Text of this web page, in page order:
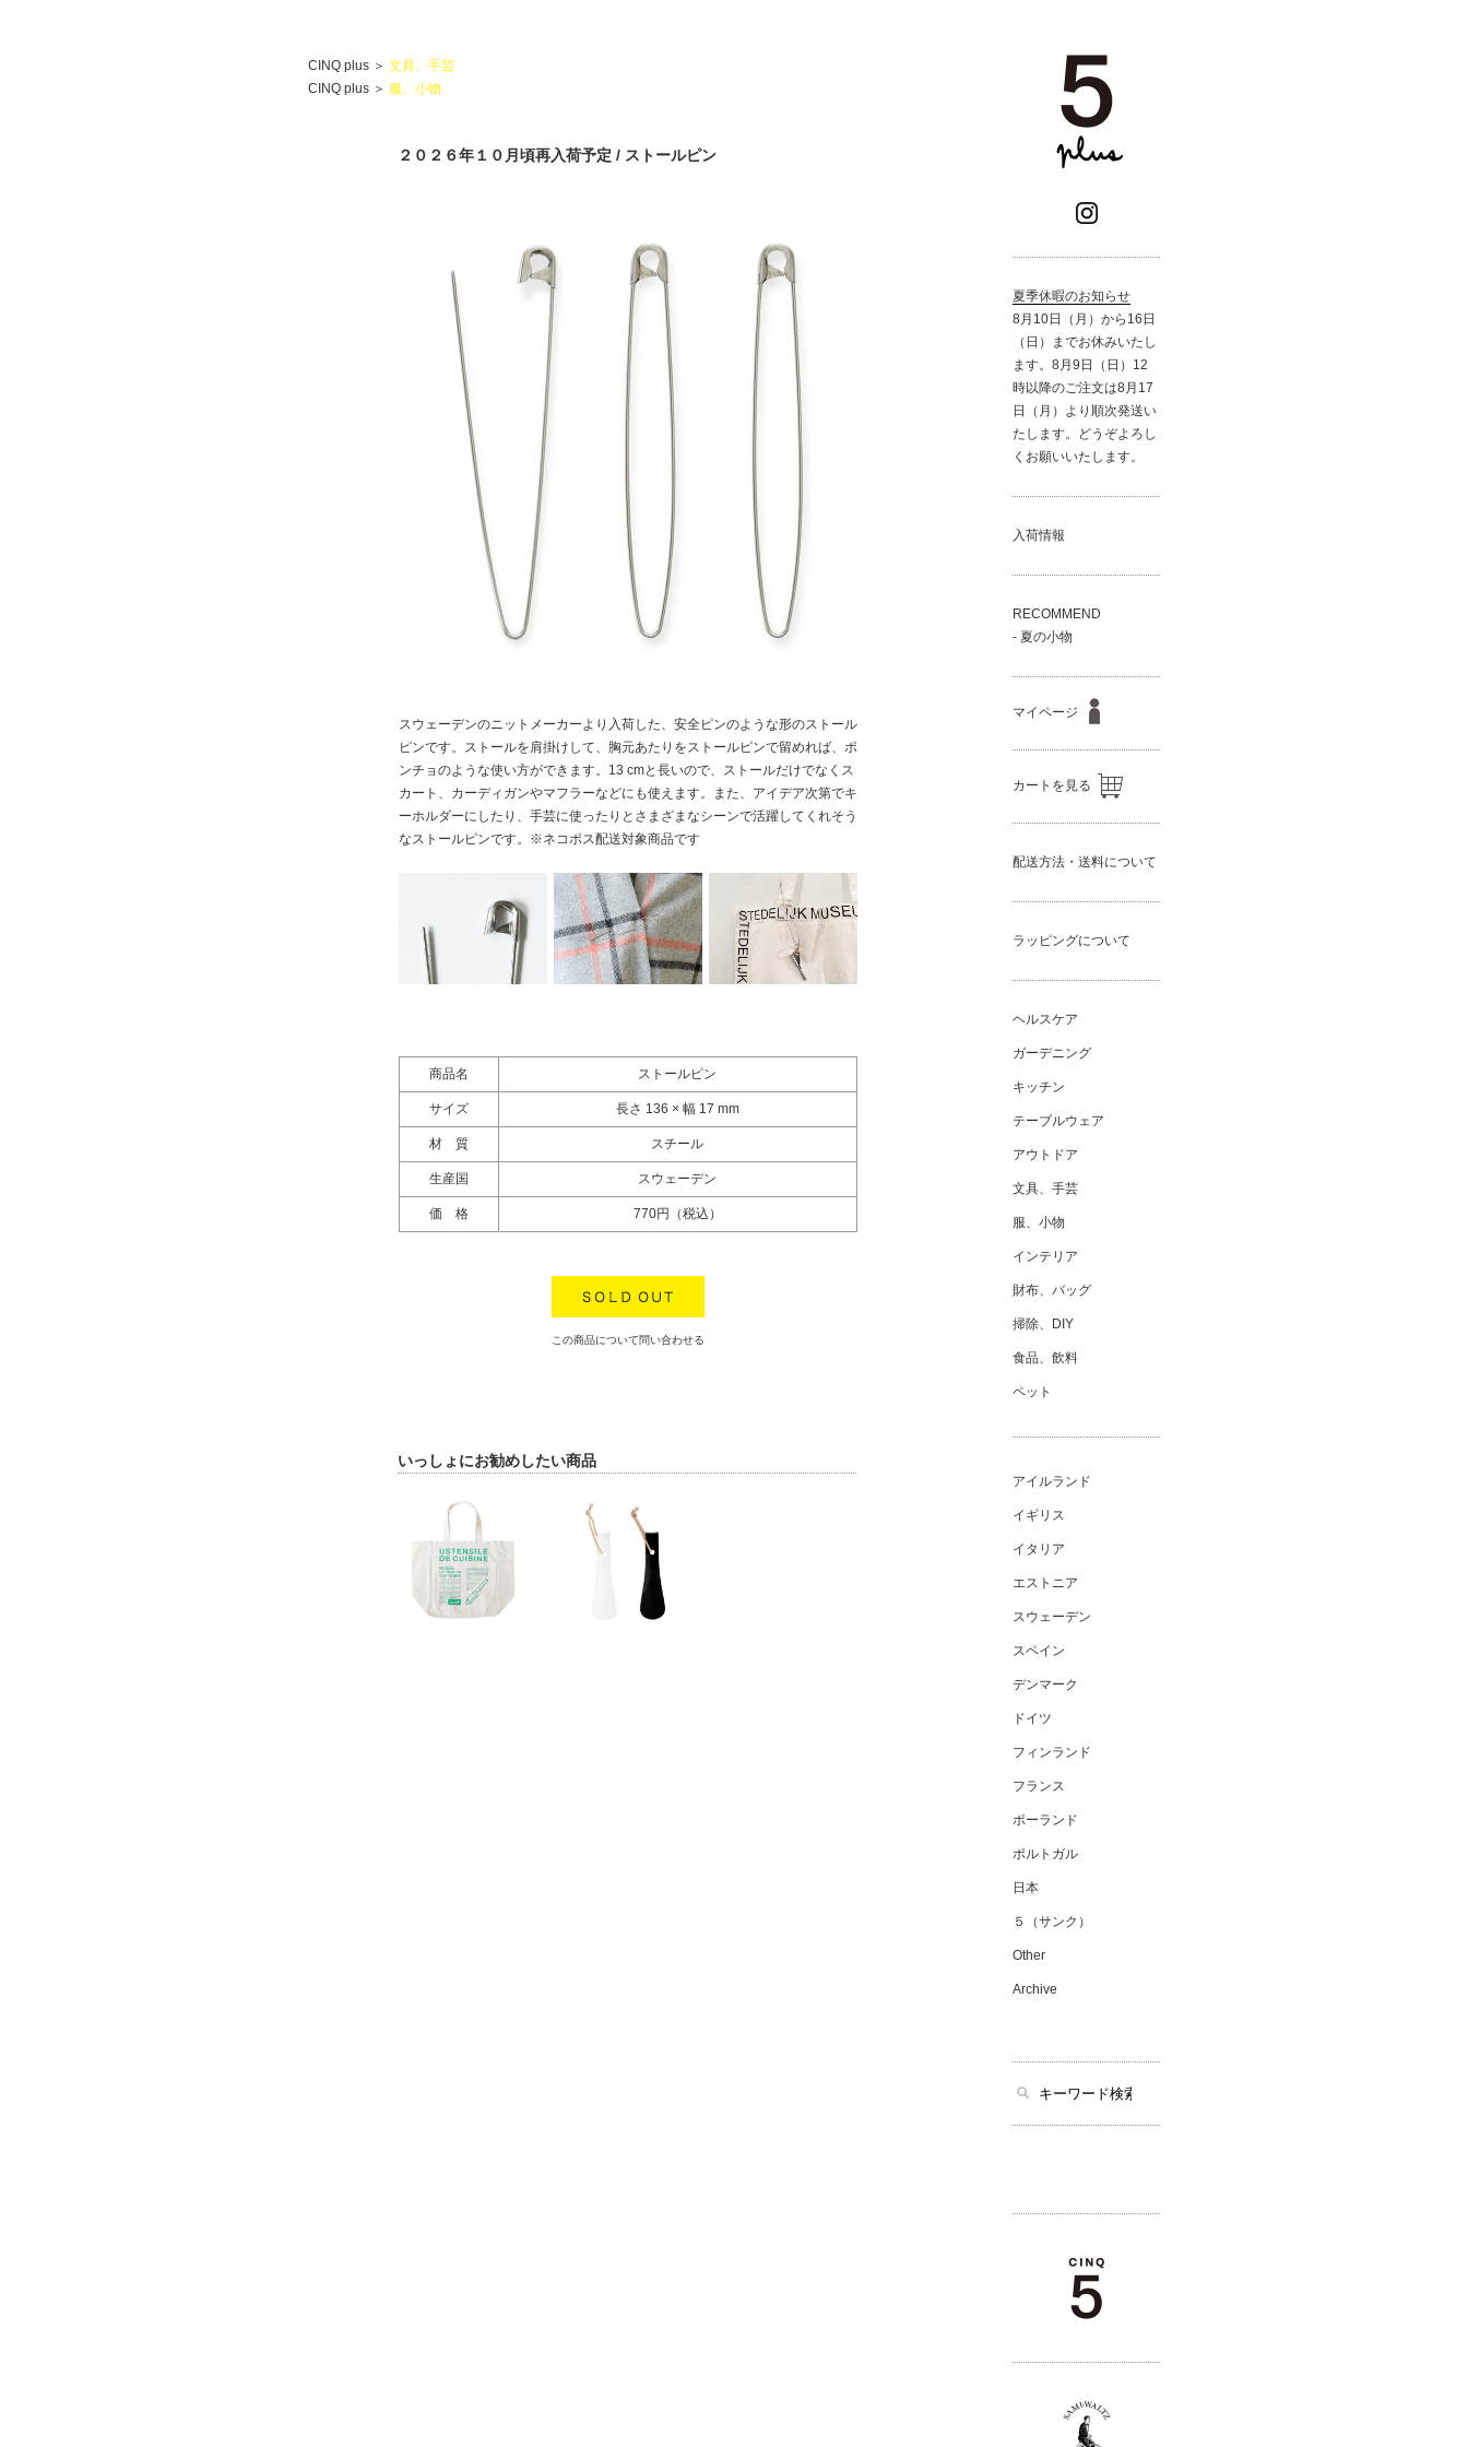
CINQ plus ＞ 文具、手芸
CINQ plus ＞ 服、小物
２０２６年１０月頃再入荷予定 / ストールピン
スウェーデンのニットメーカーより入荷した、安全ピンのような形のストール
ピンです。ストールを肩掛けして、胸元あたりをストールピンで留めれば、ポ
ンチョのような使い方ができます。13 cmと長いので、ストールだけでなくス
カート、カーディガンやマフラーなどにも使えます。また、アイデア次第でキ
ーホルダーにしたり、手芸に使ったりとさまざまなシーンで活躍してくれそう
なストールピンです。※ネコポス配送対象商品です
商品名 ストールピン
サイズ 長さ 136 × 幅 17 mm
材 質 スチール
生産国 スウェーデン
価 格 770円（税込）
この商品について問い合わせる
いっしょにお勧めしたい商品
夏季休暇のお知らせ
8月10日（月）から16日
（日）までお休みいたし
ます。8月9日（日）12
時以降のご注文は8月17
日（月）より順次発送い
たします。どうぞよろし
くお願いいたします。
入荷情報
RECOMMEND
- 夏の小物
マイページ
カートを見る
配送方法・送料について
ラッピングについて
ヘルスケア
ガーデニング
キッチン
テーブルウェア
アウトドア
文具、手芸
服、小物
インテリア
財布、バッグ
掃除、DIY
食品、飲料
ペット
アイルランド
イギリス
イタリア
エストニア
スウェーデン
スペイン
デンマーク
ドイツ
フィンランド
フランス
ポーランド
ポルトガル
日本
５（サンク）
Other
Archive